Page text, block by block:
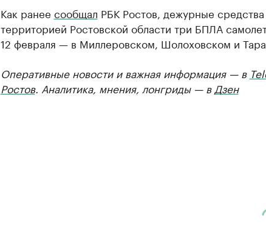
Как ранее сообщал РБК Ростов, дежурные
территорией Ростовской области три БПЛА
12 февраля — в Миллеровском, Шолоховском и
Оперативные новости и важная информация — в
Ростов. Аналитика, мнения, лонгриды — в Дзен